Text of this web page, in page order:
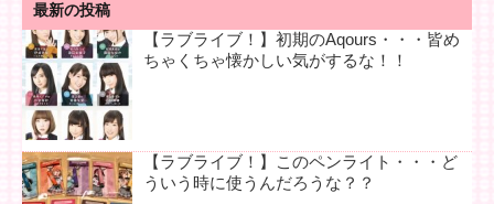
最新の投稿
【ラブライブ！】初期のAqours・・・皆め
ちゃくちゃ懐かしい気がするな！！
【ラブライブ！】このペンライト・・・ど
ういう時に使うんだろうな？？